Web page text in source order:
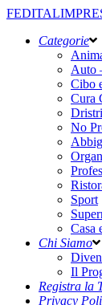
Categorie
Auto
Cibo
Cura
No
Sport
Casa
Chi Siamo
Il
Registra la
Privacy